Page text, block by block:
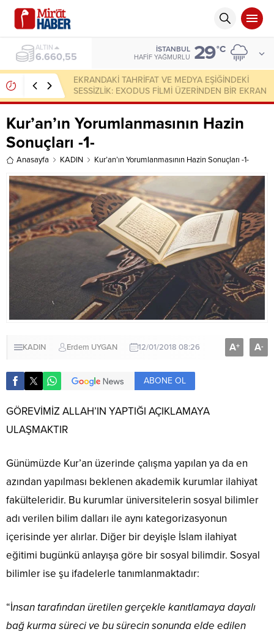
ALTIN
6.660,55
İSTANBUL
HAFIF YAĞMURLU 29°C
EKRANDAKİ TAHRİFAT VE MEDYA EŞİĞİNDEKİ
SESSİZLİK: EXODUS FİLMİ ÜZERİNDEN BİR EKRAN
OKUMASI
Kur’an’ın Yorumlanmasının Hazin
Sonuçları -1-
Anasayfa KADIN Kur’an’ın Yorumlanmasının Hazin Sonuçları -1-
KADIN Erdem UYGAN 12/01/2018 08:26 A+ A-
ABONE OL
GÖREVİMİZ ALLAH’IN YAPTIĞI AÇIKLAMAYA
ULAŞMAKTIR
Günümüzde Kur’an üzerinde çalışma yapılan ya da en
azından yapılması beklenen akademik kurumlar ilahiyat
fakülteleridir. Bu kurumlar üniversitelerin sosyal bilimler
adı verilen bilim dalları ile aynı kategorizasyonun
içerisinde yer alırlar. Diğer bir deyişle İslam ilahiyat
eğitimi bugünkü anlayışa göre bir sosyal bilimdir. Sosyal
bilimler ise şu ifadelerle tanımlanmaktadır:
“İnsan tarafından üretilen gerçekle kanıtlamaya dayalı
bağ kurma süreci ve bu sürecin sonunda elde edilen